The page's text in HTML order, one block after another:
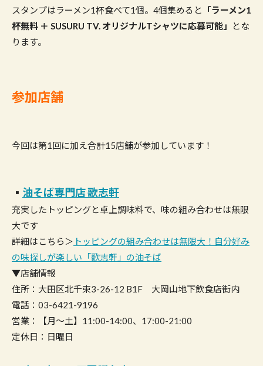
スタンプはラーメン1杯食べて1個。4個集めると
「ラーメン1
杯無料 ＋ SUSURU TV. オリジナルTシャツに応募可能」
とな
ります。
参加店舗
今回は第1回に加え合計15店舗が参加しています！
▪︎ 油そば専門店 歌志軒
充実したトッピングと卓上調味料で、味の組み合わせは無限
大です
詳細はこちら＞ トッピングの組み合わせは無限大！自分好み
の味探しが楽しい「歌志軒」の油そば
▼店舗情報
住所：大田区北千束3-26-12 B1F 大岡山地下飲食店街内
電話：03-6421-9196
営業：【月～土】11:00-14:00、17:00-21:00
定休日：日曜日